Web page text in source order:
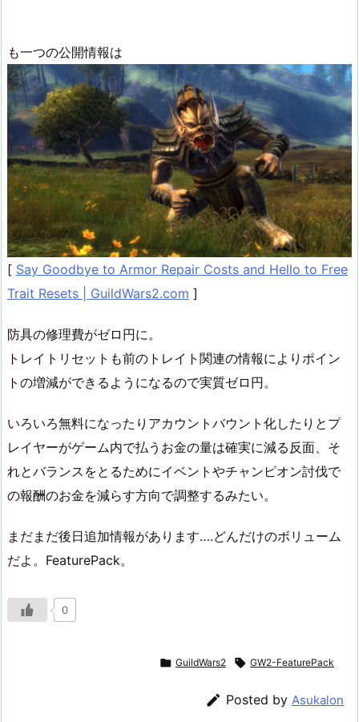
も一つの公開情報は
[ Say Goodbye to Armor Repair Costs and Hello to Free
Trait Resets | GuildWars2.com ]
防具の修理費がゼロ円に。
トレイトリセットも前のトレイト関連の情報によりポイン
トの増減ができるようになるので実質ゼロ円。
いろいろ無料になったりアカウントバウント化したりとプ
レイヤーがゲーム内で払うお金の量は確実に減る反面、そ
れとバランスをとるためにイベントやチャンピオン討伐で
の報酬のお金を減らす方向で調整するみたい。
まだまだ後日追加情報があります….どんだけのボリューム
だよ。FeaturePack。
0
 GuildWars2  GW2-FeaturePack
 Posted by Asukalon